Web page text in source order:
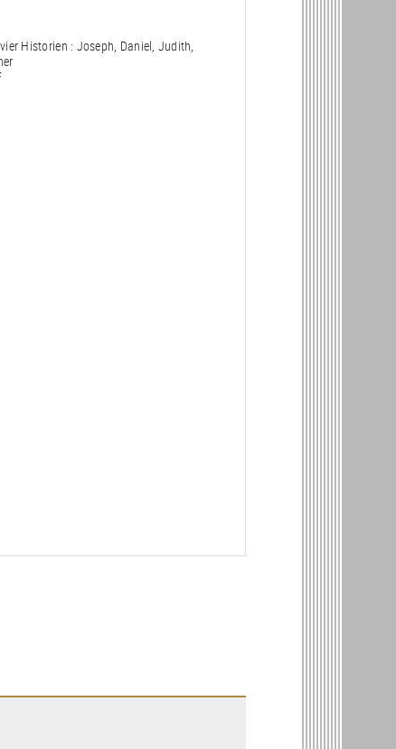
Historien : Joseph, Daniel, Judith,